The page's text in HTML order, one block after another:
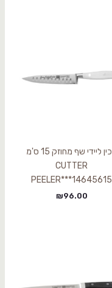
סכין ליידי שף מחוזק 15 ס'מ
CUTTER
PEELER***14645615
₪96.00